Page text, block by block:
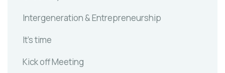
Intergeneration & Entrepreneurship
It's time
Kick off Meeting